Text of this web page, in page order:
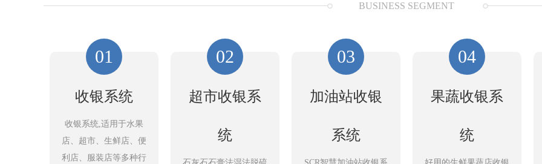
BUSINESS SEGMENT
01
收银系统
收银系统,适用于水果
店、超市、生鲜店、便
利店、服装店等多种行
02
超市收银系
统
03
加油站收银
系统
04
果蔬收银系
统